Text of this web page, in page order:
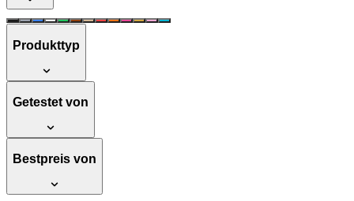
Produkttyp
Getestet von
Bestpreis von